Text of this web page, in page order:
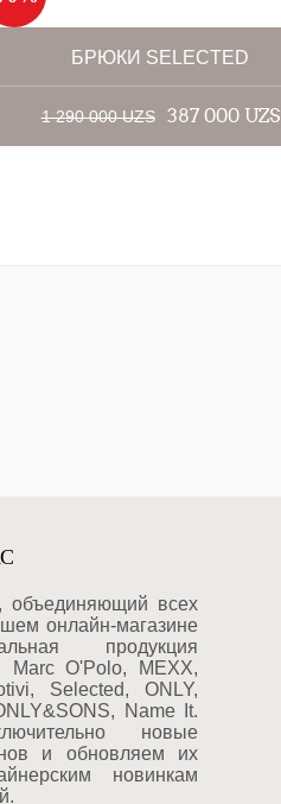
БРЮКИ SELECTED
1 290 000 UZS 387 000 UZS
объединяющий всех
онлайн-магазине
продукция
Marc O'Polo, MEXX,
Selected, ONLY,
Name It.
новые
и обновляем их
новинкам